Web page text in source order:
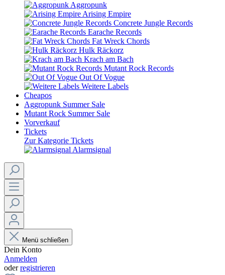
Aggropunk
Arising Empire
Concrete Jungle Records
Earache Records
Fat Wreck Chords
Hulk Räckorz
Krach am Bach
Mutant Rock Records
Out Of Vogue
Weitere Labels
Cheapos
Aggropunk Summer Sale
Mutant Rock Summer Sale
Vorverkauf
Tickets
Zur Kategorie Tickets
Alarmsignal
Menü schließen
Dein Konto
Anmelden
oderregistrieren